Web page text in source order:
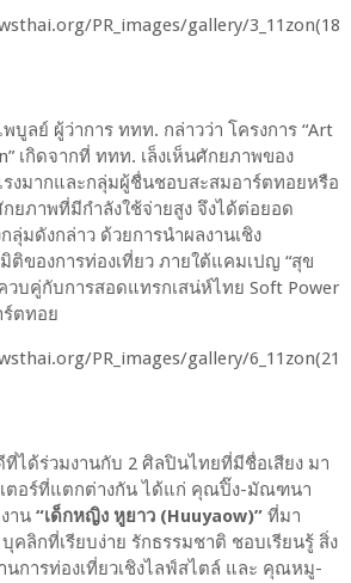
บูลย์ ผู้ว่าการ ททท. กล่าวว่า โครงการ “Art
เกิดจากที่ ททท. เล็งเห็นศักยภาพของ
รงมากและกลุ่มผู้ชื่นชอบสะสมอาร์ตทอยหรือ
ยภาพที่มีกำลังใช้จ่ายสูง จึงได้ต่อยอด
ลุ่มดังกล่าว ด้วยการนำผลงานเชิง
ติของการท่องเที่ยว ภายใต้แคมเปญ “สุข
วบคู่กับการสอดแทรกเสน่ห์ไทย Soft Power
ร์ตทอย
ได้ร่วมงานกับ 2 ศิลปินไทยที่มีชื่อเสียง มา
ตอร์ที่แตกต่างกัน ได้แก่ คุณปิ๊ง-มัณฑนา
าน “เด็กหญิง หูยาว (Huuyaow)”ที่มา
คลิกที่เรียบง่าย รักธรรมชาติ ชอบเรียนรู้ สิ่ง
การท่องเที่ยวเชิงไลฟ์สไตล์ และ คุณหมู-